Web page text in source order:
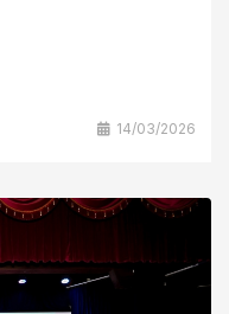
14/03/2026